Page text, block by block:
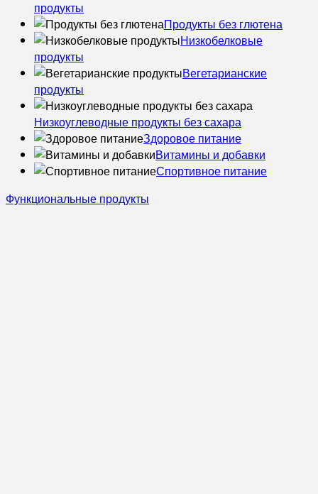
продукты
Продукты без глютена
Низкобелковые
продукты
Вегетарианские
продукты
Низкоуглеводные продукты без сахара
Здоровое питание
Витамины и добавки
Спортивное питание
Функциональные продукты